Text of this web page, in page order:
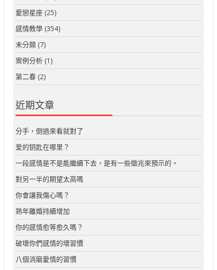
愛戀星座 (25)
感情教學 (354)
未分類 (7)
案例分析 (1)
第二春 (2)
近期文章
分手，倒過來看就對了
爱的钥匙在哪里？
一段感情是不是能繼續下去，是有一些徵兆來預示的。
對另一半的期望太高嗎
你會讓我傷心嗎？
熟年離婚持續增加
你的感情愈等愈久嗎？
破壞你們感情的壞習慣
八個消磨愛情的習慣